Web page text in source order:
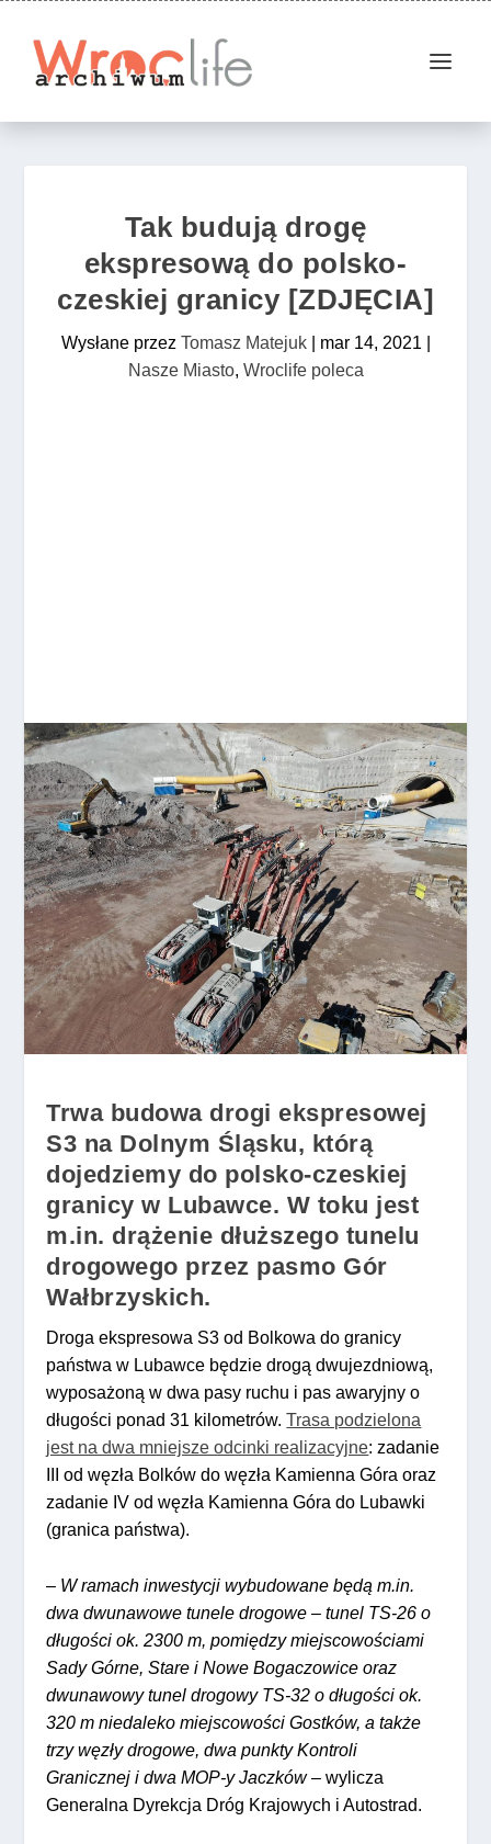
Tak budują drogę
ekspresową do polsko-
czeskiej granicy [ZDJĘCIA]
Wysłane przez Tomasz Matejuk| mar 14, 2021
Nasze Miasto, Wroclife poleca
Trwa budowa drogi ekspresowej
S3 na Dolnym Śląsku, którą
dojedziemy do polsko-czeskiej
granicy w Lubawce. W toku jest
m.in. drążenie dłuższego tunelu
drogowego przez pasmo Gór
Wałbrzyskich.
Droga ekspresowa S3 od Bolkowa do granicy
państwa w Lubawce będzie drogą dwujezdniową,
wyposażoną w dwa pasy ruchu i pas awaryjny o
długości ponad 31 kilometrów.Trasa podzielona
jest na dwa mniejsze odcinki realizacyjne: zadanie
III od węzła Bolków do węzła Kamienna Góra oraz
zadanie IV od węzła Kamienna Góra do Lubawki
(granica państwa).
– W ramach inwestycji wybudowane będą m.in.
dwa dwunawowe tunele drogowe – tunel TS-26 o
długości ok. 2300 m, pomiędzy miejscowościami
Sady Górne, Stare i Nowe Bogaczowice oraz
dwunawowy tunel drogowy TS-32 o długości ok.
320 m niedaleko miejscowości Gostków, a także
trzy węzły drogowe, dwa punkty Kontroli
Granicznej i dwa MOP-y Jaczków– wylicza
Generalna Dyrekcja Dróg Krajowych i Autostrad.